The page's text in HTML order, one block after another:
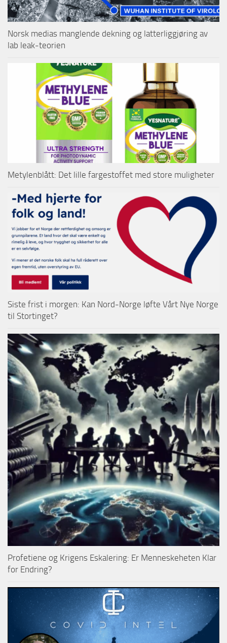
Norsk medias manglende dekning og latterliggjøring av
lab leak-teorien
Metylenblått: Det lille fargestoffet med store muligheter
Siste frist i morgen: Kan Nord-Norge løfte Vårt Nye Norge
til Stortinget?
Profetiene og Krigens Eskalering: Er Menneskeheten Klar
for Endring?